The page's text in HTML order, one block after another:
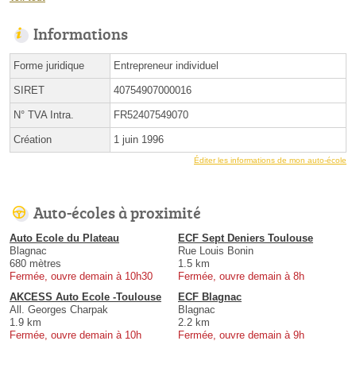
Informations
Forme juridique Entrepreneur individuel
SIRET 40754907000016
N° TVA Intra. FR52407549070
Création 1 juin 1996
Éditer les informations de mon auto-école
Auto-écoles à proximité
Auto Ecole du Plateau
Blagnac
680 mètres
Fermée, ouvre demain à 10h30
ECF Sept Deniers Toulouse
Rue Louis Bonin
1.5 km
Fermée, ouvre demain à 8h
AKCESS Auto Ecole -Toulouse
All. Georges Charpak
1.9 km
Fermée, ouvre demain à 10h
ECF Blagnac
Blagnac
2.2 km
Fermée, ouvre demain à 9h